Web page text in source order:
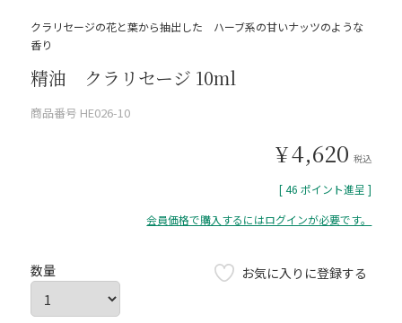
クラリセージの花と葉から抽出した ハーブ系の甘いナッツのような
香り
精油 クラリセージ 10ml
商品番号 HE026-10
¥4,620 税込
[46 ポイント進呈 ]
会員価格で購入するにはログインが必要です。
お気に入りに登録する